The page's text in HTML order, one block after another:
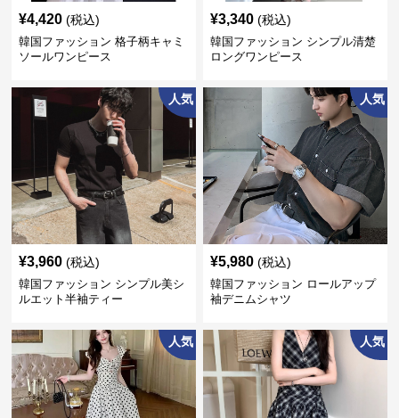
¥4,420 (税込)
韓国ファッション 格子柄キャミ
ソールワンピース
¥3,340 (税込)
韓国ファッション シンプル清楚
ロングワンピース
人気
¥3,960 (税込)
韓国ファッション シンプル美シ
ルエット半袖ティー
人気
¥5,980 (税込)
韓国ファッション ロールアップ
袖デニムシャツ
人気 人気